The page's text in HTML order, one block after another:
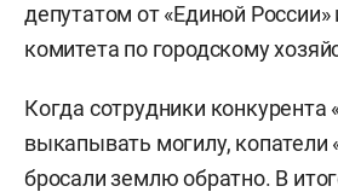
депутатом от «Единой
комитета по городскому
Когда сотрудники конкурента
выкапывать могилу, копатели
бросали землю обратно. В